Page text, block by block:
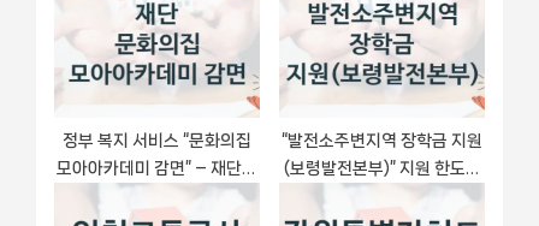
t
정부 복지 서비스 “문화의집
모아아카데미 감면” – 재단법
인의왕시청소년재단 신청 대
“발전소주변지역 장학금 지원
(보령발전본부)” 지원 한도와
신청 기준 – 한국중부발전